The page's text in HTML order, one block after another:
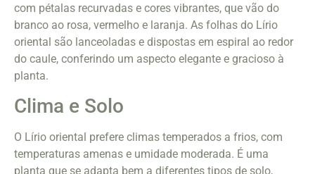
com pétalas recurvadas e cores vibrantes, que vão do
branco ao rosa, vermelho e laranja. As folhas do Lírio
oriental são lanceoladas e dispostas em espiral ao redor
do caule, conferindo um aspecto elegante e gracioso à
planta.
Clima e Solo
O Lírio oriental prefere climas temperados a frios, com
temperaturas amenas e umidade moderada. É uma
planta que se adapta bem a diferentes tipos de solo,